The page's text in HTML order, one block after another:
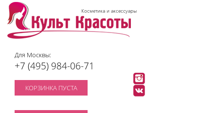
Косметика и аксессуары
Для Москвы:
+7 (495) 984-06-71
КОРЗИНКА ПУСТА